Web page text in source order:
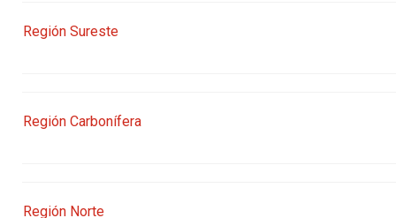
Región Sureste
Región Carbonífera
Región Norte